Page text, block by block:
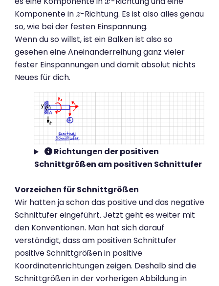
Komponente in z
z-Richtung. Es ist also alles genau
so, wie bei der festen Einspannung.
Wenn du so willst, ist ein Balken ist also so
gesehen eine Aneinanderreihung ganz vieler
fester Einspannungen und damit absolut nichts
Neues für dich.
Richtungen der positiven
Schnittgrößen am positiven Schnittufer
Vorzeichen für Schnittgrößen
Wir hatten ja schon das positive und das negative
Schnittufer eingeführt. Jetzt geht es weiter mit
den Konventionen. Man hat sich darauf
verständigt, dass am positiven Schnittufer
positive Schnittgrößen in positive
Koordinatenrichtungen zeigen. Deshalb sind die
Schnittgrößen in der vorherigen Abbildung in